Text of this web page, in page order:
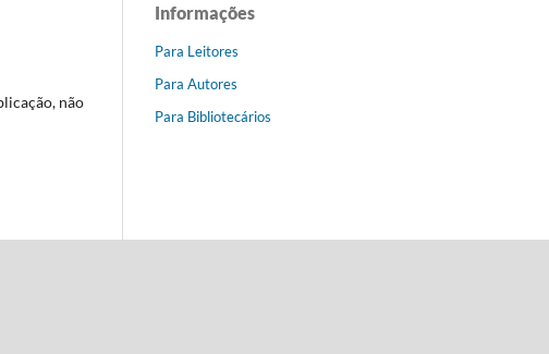
não
Informações
Para Leitores
Para Autores
Para Bibliotecários